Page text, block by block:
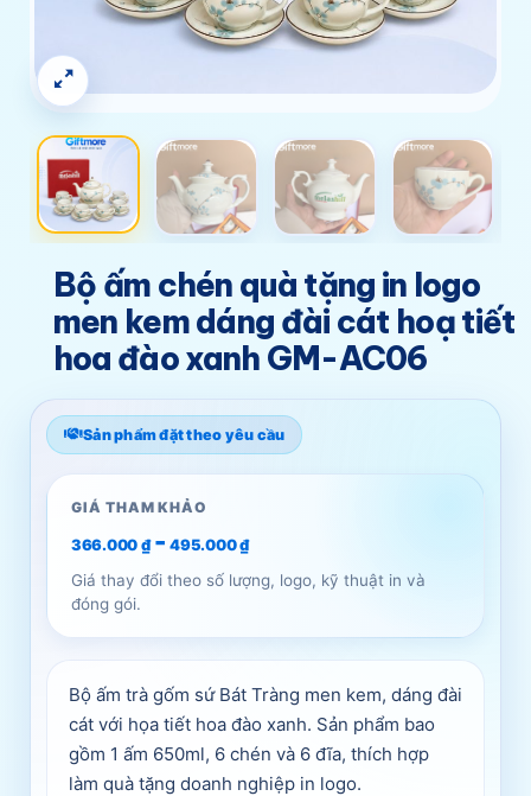
Bộ ấm chén quà tặng in logo
men kem dáng đài cát hoạ tiết
hoa đào xanh GM-AC06
Sản phẩm đặt theo yêu cầu
GIÁ THAM KHẢO
366.000 ₫-495.000₫
Giá thay đổi theo số lượng, logo, kỹ thuật in và
đóng gói.
Bộ ấm trà gốm sứ Bát Tràng men kem, dáng đài
cát với họa tiết hoa đào xanh. Sản phẩm bao
gồm 1 ấm 650ml, 6 chén và 6 đĩa, thích hợp
làm quà tặng doanh nghiệp in logo.